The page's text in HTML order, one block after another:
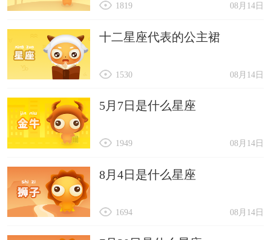
08月14日
1819
十二星座代表的公主裙
08月14日
1530
5月7日是什么星座
08月14日
1949
8月4日是什么星座
08月14日
1694